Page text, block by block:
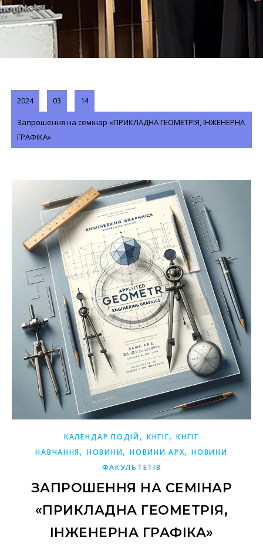
2024 03 14
Запрошення на семінар «ПРИКЛАДНА ГЕОМЕТРІЯ, ІНЖЕНЕРНА
ГРАФІКА»
КАЛЕНДАР ПОДІЙ, КНГІГ,КНГІГ
НАВЧАННЯ,НОВИНИ,НОВИНИ АРХ,НОВИНИ
ФАКУЛЬТЕТІВ
ЗАПРОШЕННЯ НА СЕМІНАР
«ПРИКЛАДНА ГЕОМЕТРІЯ,
ІНЖЕНЕРНА ГРАФІКА»